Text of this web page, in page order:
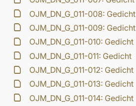
OJM_DN_G_011-008: Gedicht
OJM_DN_G_011-009: Gedicht
OJM_DN_G_011-010: Gedicht
OJM_DN_G_011-011: Gedicht
OJM_DN_G_011-012: Gedicht
OJM_DN_G_011-013: Gedicht
OJM_DN_G_011-014: Gedicht